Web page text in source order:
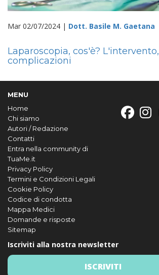
Mar 02/07/2024 | Dott. Basile M. Gaetana
Laparoscopia, cos'è?
complicazioni
MENU
Home
Chi siamo
Autori / Redazione
Contatti
Entra nella community di
TuaMe.it
Privacy Policy
Termini e Condizioni Legali
Cookie Policy
Codice di condotta
Mappa Medici
Domande e risposte
Sitemap
Iscriviti alla nostra newsletter
ISCRIVITI